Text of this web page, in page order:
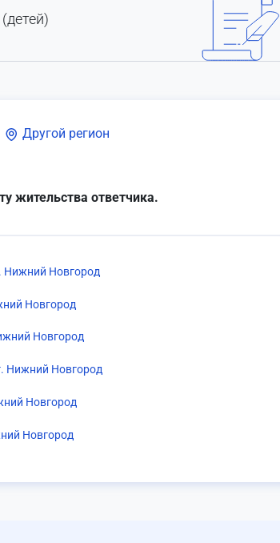
Другой регион
жительства ответчика.
Нижний Новгород
Новгород
Новгород
Нижний Новгород
Новгород
Новгород